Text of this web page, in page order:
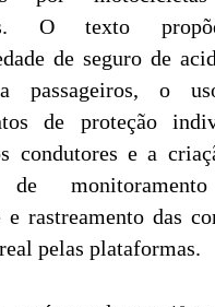
O texto
de seguro de
a passageiros, o
de proteção
condutores e a
de
e rastreamento das
pelas plataformas.